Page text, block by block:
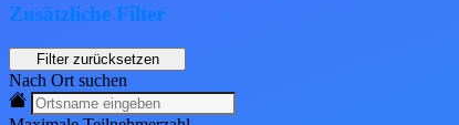
Zusätzliche Filter
Nach Ort suchen